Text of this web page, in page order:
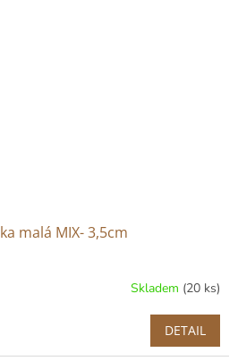
malá MIX- 3,5cm
Skladem (20 ks)
DETAIL